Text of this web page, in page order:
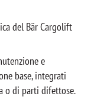
del Bär Cargolift
e
base, integrati
o di parti difettose.